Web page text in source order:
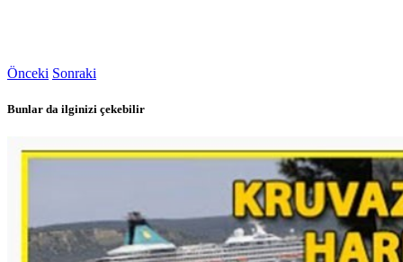
Önceki Sonraki
Bunlar da ilginizi çekebilir